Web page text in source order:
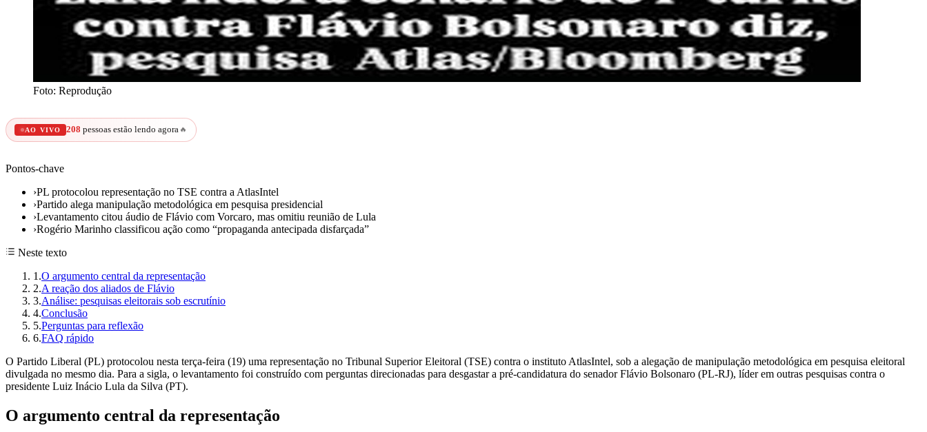
Foto: Reprodução
AO VIVO 208 pessoas estão lendo agora 🔥
Pontos-chave
›PL protocolou representação no TSE contra a AtlasIntel
›Partido alega manipulação metodológica em pesquisa presidencial
›Levantamento citou áudio de Flávio com Vorcaro, mas omitiu reunião de Lula
›Rogério Marinho classificou ação como “propaganda antecipada disfarçada”
Neste texto
1 .O argumento central da representação
2.A reação dos aliados de Flávio
3.Análise: pesquisas eleitorais sob escrutínio
4.Conclusão
5.Perguntas para reflexão
6.FAQ rápido
O Partido Liberal (PL) protocolou nesta terça-feira (19) uma representação no Tribunal Superior Eleitoral (TSE) contra o instituto AtlasIntel, sob a alegação de manipulação metodológica em pesquisa eleitoral
divulgada no mesmo dia. Para a sigla, o levantamento foi construído com perguntas direcionadas para desgastar a pré-candidatura do senador Flávio Bolsonaro (PL-RJ), líder em outras pesquisas contra o
presidente Luiz Inácio Lula da Silva (PT).
O argumento central da representação